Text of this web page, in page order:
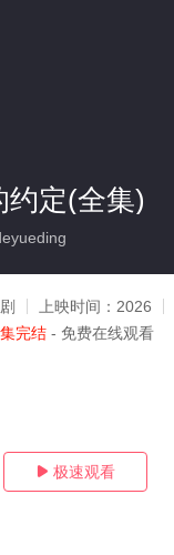
约定(全集)
上映时间： 2026
完结 - 免费在线观看
 极速观看